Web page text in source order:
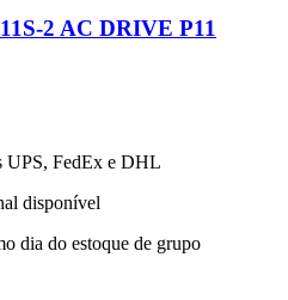
2 AC DRIVE P11
UPS, FedEx e DHL
disponível
dia do estoque de grupo